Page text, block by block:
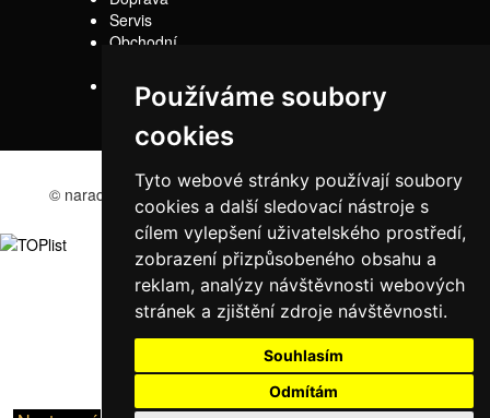
Používáme soubory
cookies
Tyto webové stránky používají soubory
cookies a další sledovací nástroje s
cílem vylepšení uživatelského prostředí,
zobrazení přizpůsobeného obsahu a
reklam, analýzy návštěvnosti webových
stránek a zjištění zdroje návštěvnosti.
Souhlasím
Odmítám
Servis
Obchodní
Reklamační řád
© naradi-bd.cz 2016